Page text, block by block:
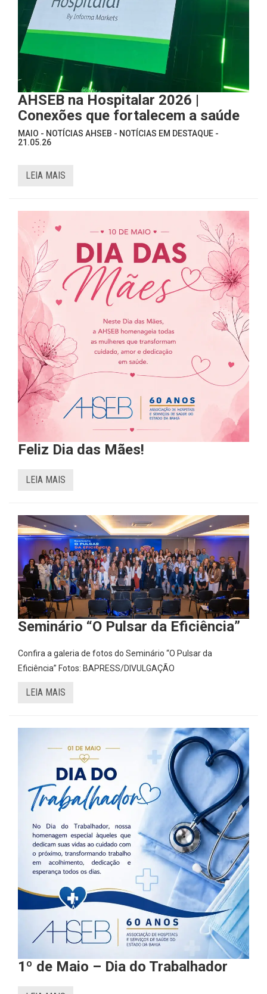
AHSEB na Hospitalar 2026 |
Conexões que fortalecem a saúde
MAIO - NOTÍCIAS AHSEB - NOTÍCIAS EM DESTAQUE -
21.05.26
LEIA MAIS
Feliz Dia das Mães!
LEIA MAIS
Seminário “O Pulsar da Eficiência”
Confira a galeria de fotos do Seminário “O Pulsar da
Eficiência” Fotos: BAPRESS/DIVULGAÇÃO
LEIA MAIS
1º de Maio – Dia do Trabalhador